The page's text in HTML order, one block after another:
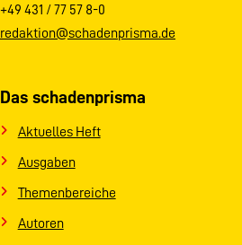
+49 431 / 77 57 8-0
redaktion@schadenprisma.de
Das schadenprisma
Aktuelles Heft
Ausgaben
Themenbereiche
Autoren